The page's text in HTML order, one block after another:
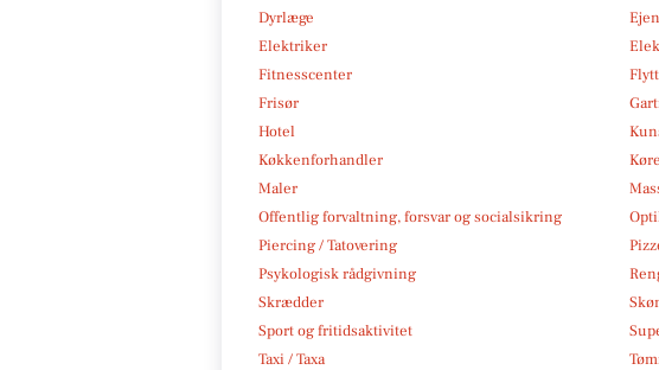
Dyrlæge
Elektriker
Fitnesscenter
Frisør
Hotel
Køkkenforhandler
Maler
Offentlig forvaltning, forsvar og socialsikring
Piercing / Tatovering
Psykologisk rådgivning
Skrædder
Sport og fritidsaktivitet
Taxi / Taxa